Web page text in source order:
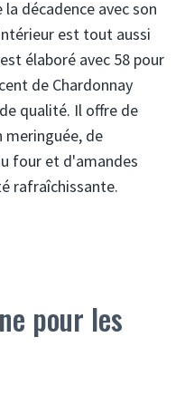
décadence avec son
est tout aussi
élaboré avec 58 pour
de Chardonnay
qualité. Il offre de
de
four et d'amandes
rafraîchissante.
pour les